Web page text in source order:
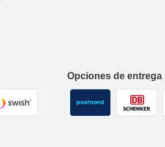
Opciones de entrega